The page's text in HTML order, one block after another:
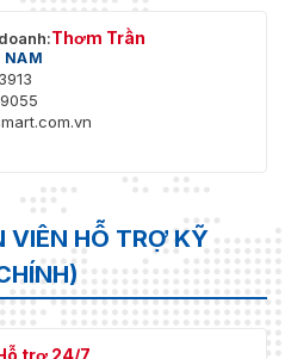
Thơm Trần
NAM
VIÊN HỖ TRỢ KỸ